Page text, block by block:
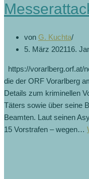
von G. Kuchta
5. März 202116.
https://vorarlberg.orf.at/
die der ORF Vorarlberg
Details zum kriminellen
Täters sowie über seine
Beamten. Laut seinen
15 Vorstrafen – wegen…